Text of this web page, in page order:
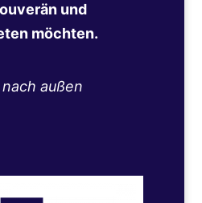
und
möchten.
außen